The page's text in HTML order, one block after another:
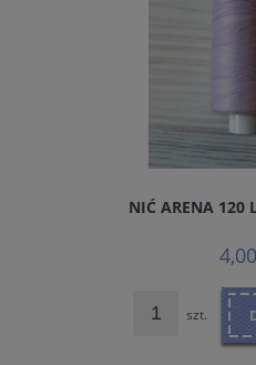
NIĆ ARENA 120
szt.